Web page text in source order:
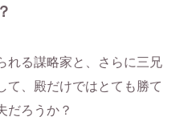
れる謀略家と、さらに三兄
て、殿だけではとても勝て
だろうか？